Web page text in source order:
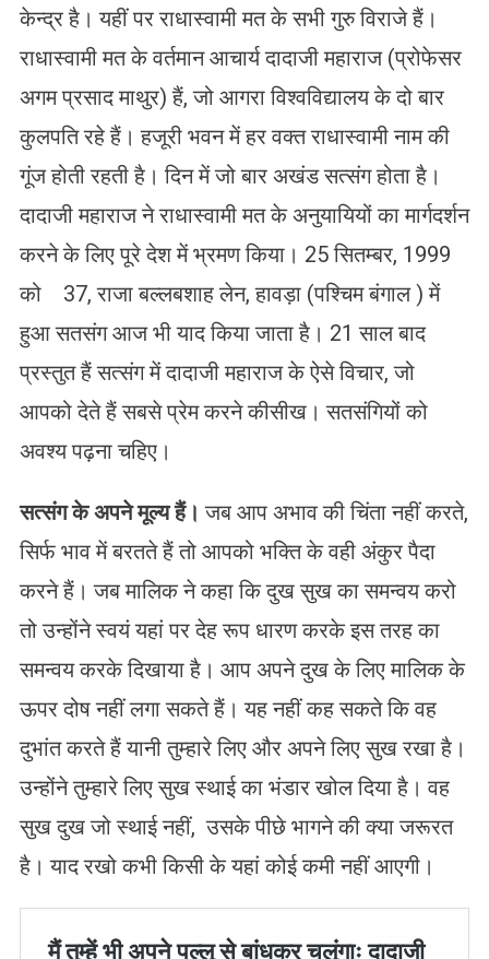
केन्द्र है। यहीं पर राधास्वामी मत के सभी गुरु विराजे हैं।
राधास्वामी मत के वर्तमान आचार्य दादाजी महाराज (प्रोफेसर
अगम प्रसाद माथुर) हैं, जो आगरा विश्वविद्यालय के दो बार
कुलपति रहे हैं। हजूरी भवन में हर वक्त राधास्वामी नाम की
गूंज होती रहती है। दिन में जो बार अखंड सत्संग होता है।
दादाजी महाराज ने राधास्वामी मत के अनुयायियों का मार्गदर्शन
करने के लिए पूरे देश में भ्रमण किया। 25 सितम्बर, 1999
को 37, राजा बल्लबशाह लेन, हावड़ा (पश्चिम बंगाल ) में
हुआ सतसंग आज भी याद किया जाता है। 21 साल बाद
प्रस्तुत हैं सत्संग में दादाजी महाराज के ऐसे विचार, जो
आपको देते हैं सबसे प्रेम करने कीसीख। सतसंगियों को
अवश्य पढ़ना चहिए।
सत्संग के अपने मूल्य हैं। जब आप अभाव की चिंता नहीं करते,
सिर्फ भाव में बरतते हैं तो आपको भक्ति के वही अंकुर पैदा
करने हैं। जब मालिक ने कहा कि दुख सुख का समन्वय करो
तो उन्होंने स्वयं यहां पर देह रूप धारण करके इस तरह का
समन्वय करके दिखाया है। आप अपने दुख के लिए मालिक के
ऊपर दोष नहीं लगा सकते हैं। यह नहीं कह सकते कि वह
दुभांत करते हैं यानी तुम्हारे लिए और अपने लिए सुख रखा है।
उन्होंने तुम्हारे लिए सुख स्थाई का भंडार खोल दिया है। वह
सुख दुख जो स्थाई नहीं, उसके पीछे भागने की क्या जरूरत
है। याद रखो कभी किसी के यहां कोई कमी नहीं आएगी।